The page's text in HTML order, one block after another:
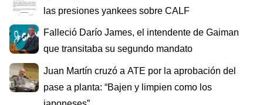
las presiones yankees sobre CALF
Falleció Darío James, el intendente de Gaiman
que transitaba su segundo mandato
Juan Martín cruzó a ATE por la aprobación del
pase a planta: “Bajen y limpien como los